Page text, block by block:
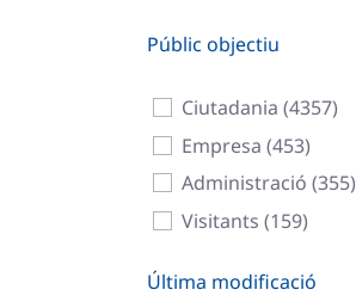
Públic objectiu
Ciutadania (4357)
Empresa (453)
Administració (355)
Visitants (159)
Última modificació